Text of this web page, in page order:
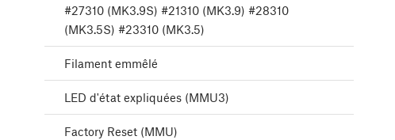
#27310 (MK3.9S) #21310 (MK3.9) #28310
(MK3.5S) #23310 (MK3.5)
Filament emmêlé
LED d'état expliquées (MMU3)
Factory Reset (MMU)